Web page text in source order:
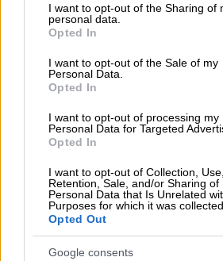
not limited to your visit or usage
grant or deny consent to Google and
use your data for below specified
consent section.
I want to opt-out of the Sharing of
personal data.
Opted In
I want to opt-out of the Sale of my
Personal Data.
Opted In
I want to opt-out of processing my
Personal Data for Targeted
Opted In
I want to opt-out of Collection, Use,
Retention, Sale, and/or Sharing of
Personal Data that Is Unrelated
Purposes for which it was collected.
Opted Out
Google consents
πολιτικών κομμάτων , των
υπουργικού συμβουλίου
βουλευτών, των
περιφερειαρχών
διαχείρισης των
κομμάτων .
Δείτε εδώ τις αρχικές
(χρήση 2024)
Δείτε εδώ τις ετήσιες
(χρήση 2024)